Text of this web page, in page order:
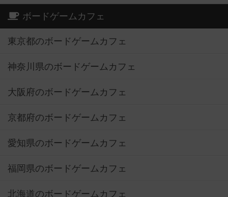
ボードゲームカフェ
東京都のボードゲームカフェ
神奈川県のボードゲームカフェ
大阪府のボードゲームカフェ
京都府のボードゲームカフェ
愛知県のボードゲームカフェ
福岡県のボードゲームカフェ
北海道のボードゲームカフェ